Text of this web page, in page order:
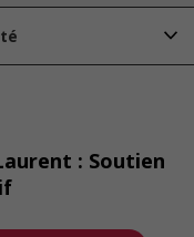
: Soutien